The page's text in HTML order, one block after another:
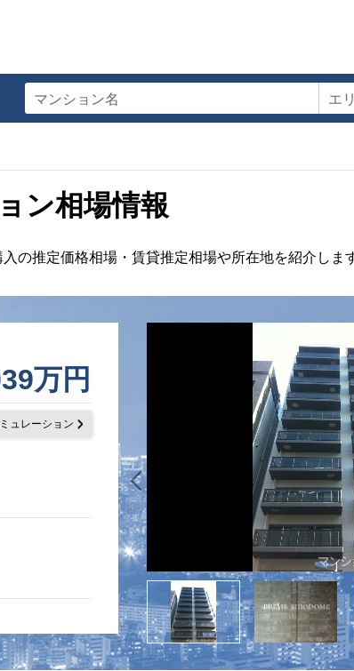
マンション名 エ
ン相場情報
の推定価格相場・賃貸推定相場や所在地を紹介しま
万円
ュレーション